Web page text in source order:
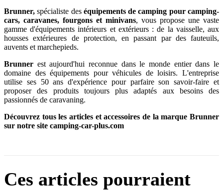
Brunner, spécialiste des équipements de camping pour camping-
cars, caravanes, fourgons et minivans, vous propose une vaste
gamme d'équipements intérieurs et extérieurs : de la vaisselle, aux
housses extérieures de protection, en passant par des fauteuils,
auvents et marchepieds.
Brunner est aujourd'hui reconnue dans le monde entier dans le
domaine des équipements pour véhicules de loisirs. L'entreprise
utilise ses 50 ans d'expérience pour parfaire son savoir-faire et
proposer des produits toujours plus adaptés aux besoins des
passionnés de caravaning.
Découvrez tous les articles et accessoires de la marque Brunner
sur notre site camping-car-plus.com
Ces articles pourraient